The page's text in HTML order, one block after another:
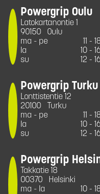
Powergrip Oulu
Latokartanontie 1
90150
Oulu
ma - pe
11 -
la
10 -
su
12 -
Powergrip Turku
Lonttistentie 12
20100
Turku
ma - pe
11 -
la
10 -
su
12 -
Powergrip
Takkatie 18
00370
Helsinki
ma - la
10 -